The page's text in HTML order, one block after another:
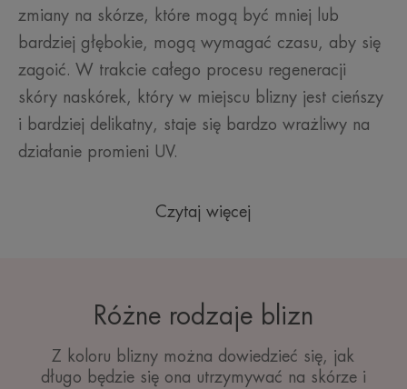
zmiany na skórze, które mogą być mniej lub
bardziej głębokie, mogą wymagać czasu, aby się
zagoić. W trakcie całego procesu regeneracji
skóry naskórek, który w miejscu blizny jest cieńszy
i bardziej delikatny, staje się bardzo wrażliwy na
działanie promieni UV.
Czytaj więcej
Różne rodzaje blizn
Z koloru blizny można dowiedzieć się, jak
długo będzie się ona utrzymywać na skórze i